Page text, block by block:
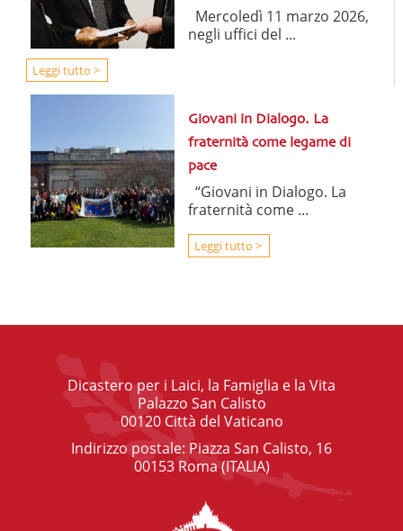
Mercoledì 11 marzo 2026,
negli uffici del ...
Leggi tutto >
Giovani in Dialogo. La
fraternità come legame di
pace
“Giovani in Dialogo. La
fraternità come ...
Leggi tutto >
Dicastero per i Laici, la Famiglia e la Vita
Palazzo San Calisto
00120 Città del Vaticano
Indirizzo postale: Piazza San Calisto, 16
00153 Roma (ITALIA)